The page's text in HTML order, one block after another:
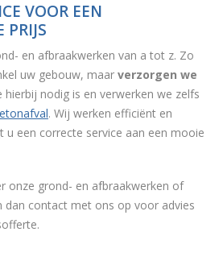
VOOR EEN
PRIJS
en afbraakwerken van a tot z. Zo
uw gebouw, maar verzorgen we
hierbij nodig is en verwerken we zelfs
. Wij werken efficiënt en
u een correcte service aan een mooie
onze grond- en afbraakwerken of
dan contact met ons op voor advies